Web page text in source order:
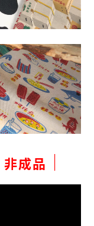
成品 ｜